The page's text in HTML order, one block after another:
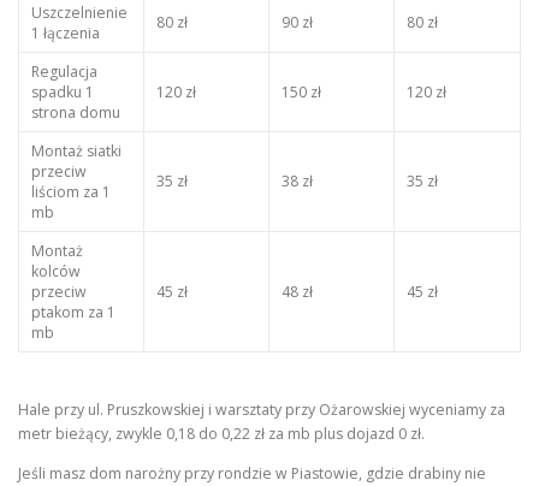
Uszczelnienie
1 łączenia
80 zł 90 zł 80 zł
Regulacja
spadku 1
strona domu
120 zł 150 zł 120 zł
Montaż siatki
przeciw
liściom za 1
mb
35 zł 38 zł 35 zł
Montaż
kolców
przeciw
ptakom za 1
mb
45 zł 48 zł 45 zł
Hale przy ul. Pruszkowskiej i warsztaty przy Ożarowskiej wyceniamy za
metr bieżący, zwykle 0,18 do 0,22 zł za mb plus dojazd 0 zł.
Jeśli masz dom narożny przy rondzie w Piastowie, gdzie drabiny nie